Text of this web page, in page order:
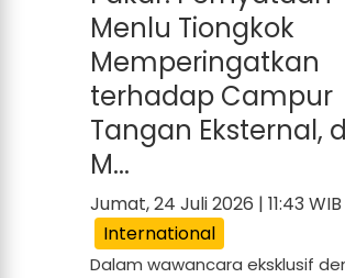
Menlu Tiongkok
Memperingatkan
terhadap Campur
Tangan Eksternal,
M...
Jumat, 24 Juli 2026 | 11:43 WIB
International
Dalam wawancara eksklusif